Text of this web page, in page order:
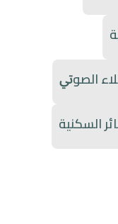
الصوﰐ
السكنية